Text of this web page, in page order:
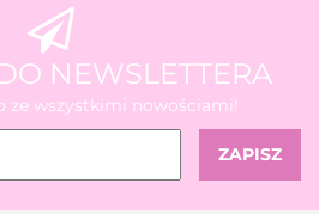
NEWSLETTERA
ze wszystkimi nowościami!